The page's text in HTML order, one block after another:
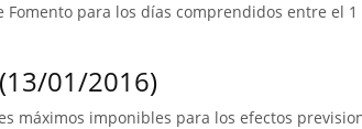
Fomento para los días comprendidos entre el 1
01/2016)
máximos imponibles para los efectos